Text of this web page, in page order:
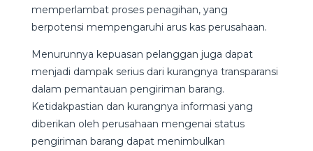
memperlambat proses penagihan, yang
berpotensi mempengaruhi arus kas perusahaan.
Menurunnya kepuasan pelanggan juga dapat
menjadi dampak serius dari kurangnya transparansi
dalam pemantauan pengiriman barang.
Ketidakpastian dan kurangnya informasi yang
diberikan oleh perusahaan mengenai status
pengiriman barang dapat menimbulkan